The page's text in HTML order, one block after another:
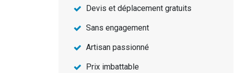
Devis et déplacement gratuits
Sans engagement
Artisan passionné
Prix imbattable